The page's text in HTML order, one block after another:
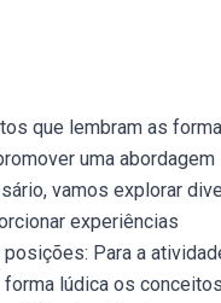
que lembram as
uma abordagem
vamos explorar
experiências
Para a
lúdica os conceitos